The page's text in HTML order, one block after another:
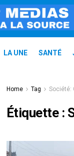
LA UNE SANTÉ
Home Tag Société:
Étiquette :